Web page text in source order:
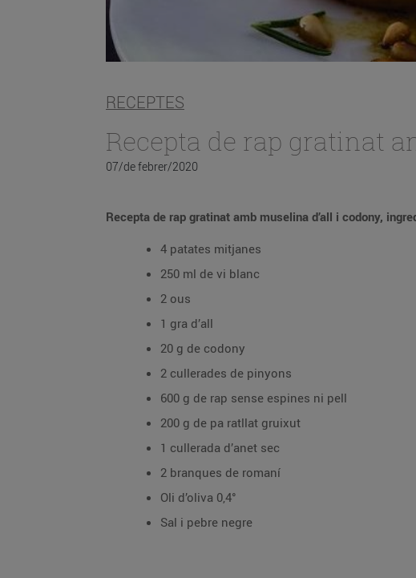
RECEPTES
Recepta de rap gratinat
07/de febrer/2020
Recepta de
4 patates mitjanes
250 ml de vi blanc
2 ous
1 gra d’all
20 g de codony
2 cullerades de pinyons
600 g de rap sense espines ni pell
200 g de pa ratllat gruixut
1 cullerada d’anet sec
2 branques de romaní
Oli d’oliva 0,4°
Sal i pebre negre